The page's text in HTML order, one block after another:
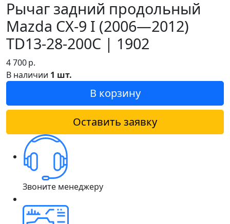
Рычаг задний продольный
Mazda CX-9 I (2006—2012)
TD13-28-200C | 1902
4 700р.
В наличии 1 шт.
В корзину
Оставить заявку
Звоните менеджеру